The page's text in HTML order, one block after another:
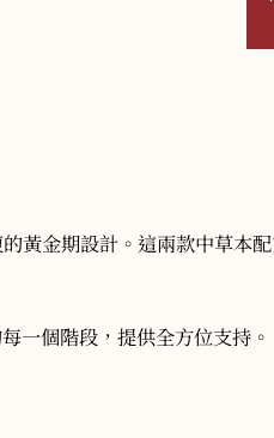
黃金期設計。這兩款中草
一個階段，提供全方位支持。